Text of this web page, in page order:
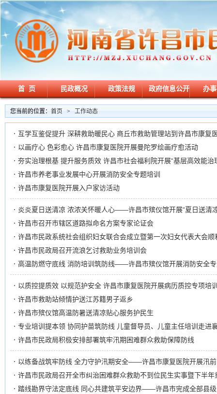
首 页 民政概况 政策法规 政府信息公开 办
您当前的位置： 首页 > 工作动态
互学互鉴促提升 深耕救助暖民心 商丘市救助管理站到许昌市康复
以画疗心 色彩愈心 许昌市康复医院开展曼陀罗绘画疗愈活动
夯实治理根基 提升服务质效 许昌市社会福利院开展“基层高效能治
许昌市养老事业发展中心开展消防安全专题培训
许昌市康复医院开展入户家访活动
炎炎夏日送清凉 浓浓关怀暖人心——许昌市殡仪馆开展“夏日送清
许昌市召开市辖区道路拟命名方案专家论证会
许昌市民政系统社会组织妇女联合会成立暨第一次妇女代表大会顺
许昌市民政局召开流浪乞讨救助业务培训会
高温防燃守底线 消防培训筑防线——许昌市殡仪馆开展消防安全
以质控提质效 以规范护安全 许昌市康复医院开展病历质控专项培
许昌市救助站倾情护送江苏籍男子返乡
许昌市殡仪馆高温防暑送清凉贴心服务护民生
专业培训提本领 协同护苗筑防线 儿童督导员、儿童主任培训走进
许昌市民政局积极安排部署筑牢汛期困难群众救助保障防线
以练备战筑牢防线 全力守护汛期安全——许昌市康复医院开展汛
许昌市民政局召开全市纠治困难群众救助不到位民生实事暨下半年
踏线勘界守法定底线 同心共建筑平安边界——许昌市完成全部县